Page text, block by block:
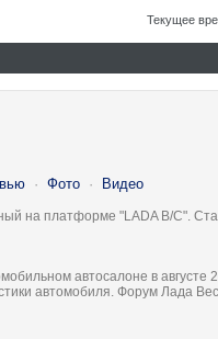
Текущее
· Фото · Видео
на платформе "LADA B/C".
автосалоне в
автомобиля. Форум Лада